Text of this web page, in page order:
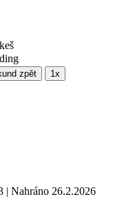
zpět
1x
| Nahráno 26.2.2026